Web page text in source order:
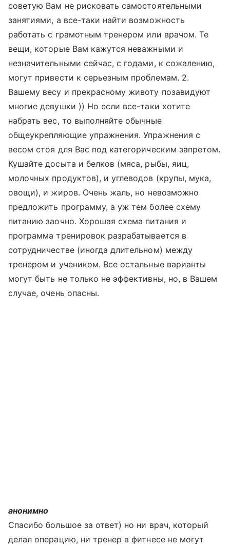
советую Вам не рисковать самостоятельными
занятиями, а все-таки найти возможность
работать с грамотным тренером или врачом. Те
вещи, которые Вам кажутся неважными и
незначительными сейчас, с годами, к сожалению,
могут привести к серьезным проблемам. 2.
Вашему весу и прекрасному животу позавидуют
многие девушки )) Но если все-таки хотите
набрать вес, то выполняйте обычные
общеукрепляющие упражнения. Упражнения с
весом стоя для Вас под категорическим запретом.
Кушайте досыта и белков (мяса, рыбы, яиц,
молочных продуктов), и углеводов (крупы, мука,
овощи), и жиров. Очень жаль, но невозможно
предложить программу, а уж тем более схему
питанию заочно. Хорошая схема питания и
программа тренировок разрабатывается в
сотрудничестве (иногда длительном) между
тренером и учеником. Все остальные варианты
могут быть не только не эффективны, но, в Вашем
случае, очень опасны.
анонимно
Спасибо большое за ответ) но ни врач, который
делал операцию, ни тренер в фитнесе не могут